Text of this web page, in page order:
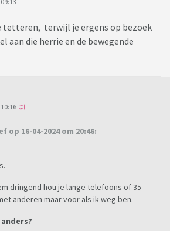
tetteren, terwijl je ergens op bezoek
aan die herrie en de bewegende
op 16-04-2024 om 20:46:
dringend hou je lange telefoons of 35
anderen maar voor als ik weg ben.